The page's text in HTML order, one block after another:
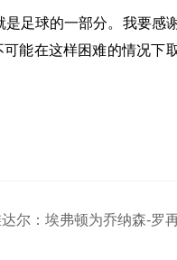
足球的一部分。我要感
能在这样困难的情况下
埃弗顿为乔纳森-罗再报价，将提高报价到3500万